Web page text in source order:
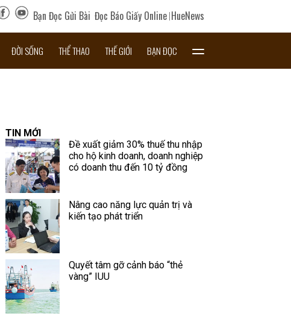
Bạn Đọc Gửi Bài Đọc Báo Giấy Online HueNews
ĐỜI SỐNG THỂ THAO THẾ GIỚI BẠN ĐỌC
TIN MỚI
Đề xuất giảm 30% thuế thu nhập
cho hộ kinh doanh, doanh nghiệp
có doanh thu đến 10 tỷ đồng
Nâng cao năng lực quản trị và
kiến tạo phát triển
Quyết tâm gỡ cảnh báo “thẻ
vàng” IUU